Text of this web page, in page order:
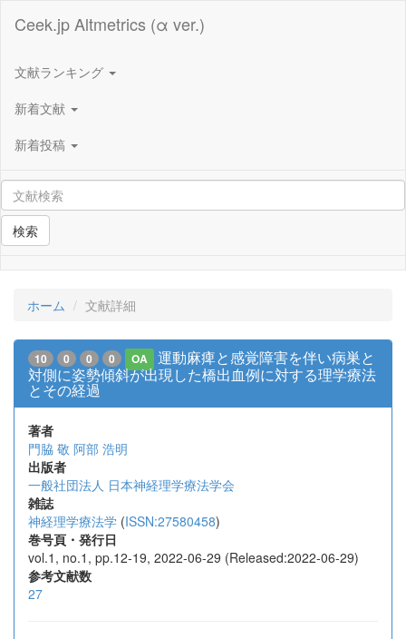
Ceek.jp Altmetrics (α ver.)
文献ランキング
新着文献
新着投稿
検索
ホーム 文献詳細
10 0 0 0 OA
運動麻痺と感覚障害を伴い病巣と
対側に姿勢傾斜が出現した橋出血例に対する理学療法
とその経過
著者
門脇 敬 阿部 浩明
出版者
一般社団法人 日本神経理学療法学会
雑誌
神経理学療法学 (ISSN:27580458)
巻号頁・発行日
vol.1, no.1, pp.12-19, 2022-06-29 (Released:2022-06-29)
参考文献数
27